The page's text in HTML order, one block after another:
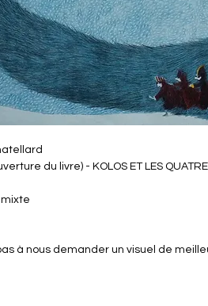
du livre) - KOLOS ET LES
à nous demander un visuel de